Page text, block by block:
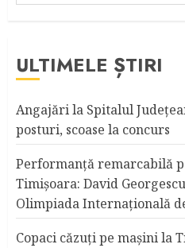
ULTIMELE ȘTIRI
Angajări la Spitalul
posturi, scoase la concurs
Performanță remarcabilă
Timișoara: David
Olimpiada Internațională
Copaci căzuţi pe maşini la